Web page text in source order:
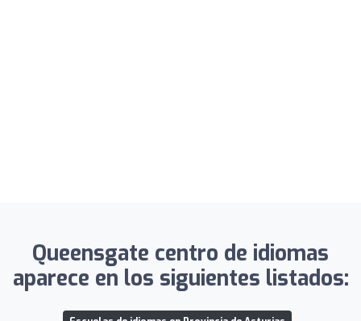
Queensgate centro de idiomas
aparece en los siguientes listados: